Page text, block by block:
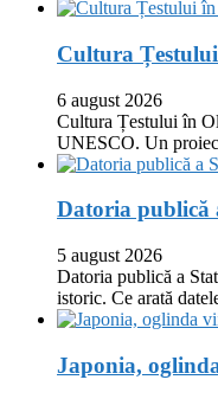
Cultura
6 august 2026
Cultura Țestului în
UNESCO. Un
Datoria publică
5 august 2026
Datoria publică a
istoric. Ce arată
Japonia,